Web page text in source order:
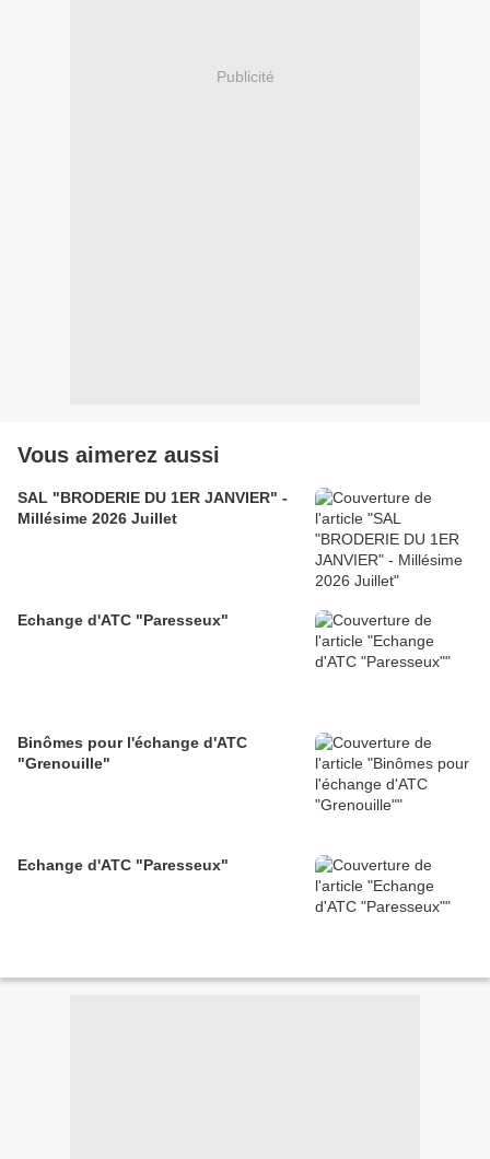
Publicité
Vous aimerez aussi
SAL "BRODERIE DU 1ER JANVIER" -
Millésime 2026 Juillet
Echange d'ATC "Paresseux"
Binômes pour l'échange d'ATC
"Grenouille"
Echange d'ATC "Paresseux"